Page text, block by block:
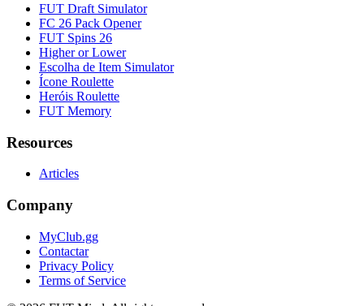
FUT Draft Simulator
FC 26 Pack Opener
FUT Spins 26
Higher or Lower
Escolha de Item Simulator
Ícone Roulette
Heróis Roulette
FUT Memory
Resources
Articles
Company
MyClub.gg
Contactar
Privacy Policy
Terms of Service